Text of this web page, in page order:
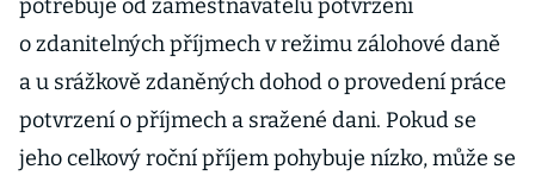
potřebuje od zaměstnavatelů potvrzení
o zdanitelných příjmech v režimu zálohové daně
a u srážkově zdaněných dohod o provedení práce
potvrzení o příjmech a sražené dani. Pokud se
jeho celkový roční příjem pohybuje nízko, může se